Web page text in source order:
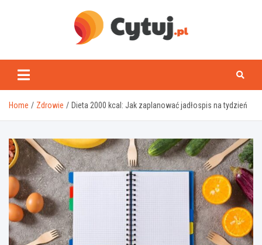
www.cytuj.pl
Home Zdrowie Dieta 2000 kcal: Jak zaplanować jadłospis na tydzień